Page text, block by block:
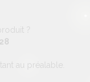
?
au préalable.